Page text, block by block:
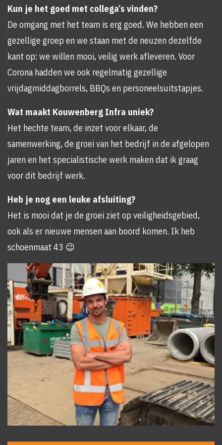
Kun je het goed met collega’s vinden?
De omgang met het team is erg goed. We hebben een
gezellige groep en we staan met de neuzen dezelfde
kant op: we willen mooi, veilig werk afleveren. Voor
Corona hadden we ook regelmatig gezellige
vrijdagmiddagborrels, BBQs en personeelsuitstapjes.
Wat maakt Kouwenberg Infra uniek?
Het hechte team, de inzet voor elkaar, de
samenwerking, de groei van het bedrijf in de afgelopen
jaren en het specialistische werk maken dat ik graag
voor dit bedrijf werk.
Heb je nog een leuke afsluiting?
Het is mooi dat je de groei ziet op veiligheidsgebied,
ook als er nieuwe mensen aan boord komen. Ik heb
schoenmaat 43 😉